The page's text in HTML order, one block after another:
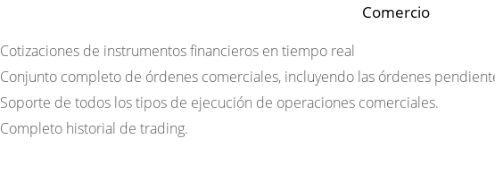
Comercio
Cotizaciones de instrumentos financieros en tiempo real
Conjunto completo de órdenes comerciales, incluyendo las órdenes
Soporte de todos los tipos de ejecución de operaciones comerciales.
Completo historial de trading.